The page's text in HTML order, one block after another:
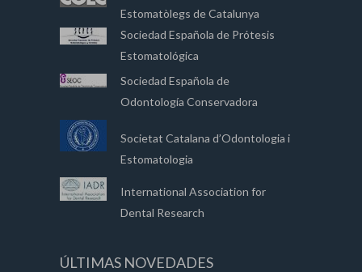
Estomatòlegs de Catalunya
Sociedad Española de Prótesis
Estomatológica
Sociedad Española de
Odontología Conservadora
Societat Catalana d’Odontologia i
Estomatologia
International Association for
Dental Research
ÚLTIMAS NOVEDADES